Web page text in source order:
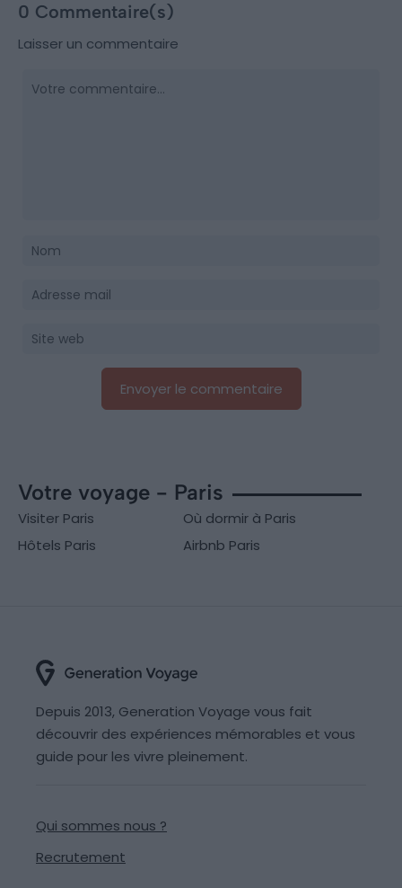
0 Commentaire(s)
Laisser un commentaire
Votre voyage - Paris
Visiter Paris
Où dormir à Paris
Hôtels Paris
Airbnb Paris
Depuis 2013, Generation Voyage vous fait
découvrir des expériences mémorables et vous
guide pour les vivre pleinement.
Qui sommes nous ?
Recrutement